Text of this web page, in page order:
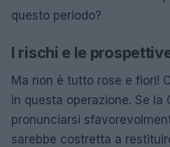
questo periodo?
I rischi e le
Ma non è tutto rose e fiori!
in questa operazione. Se la
pronunciarsi
sarebbe costretta a